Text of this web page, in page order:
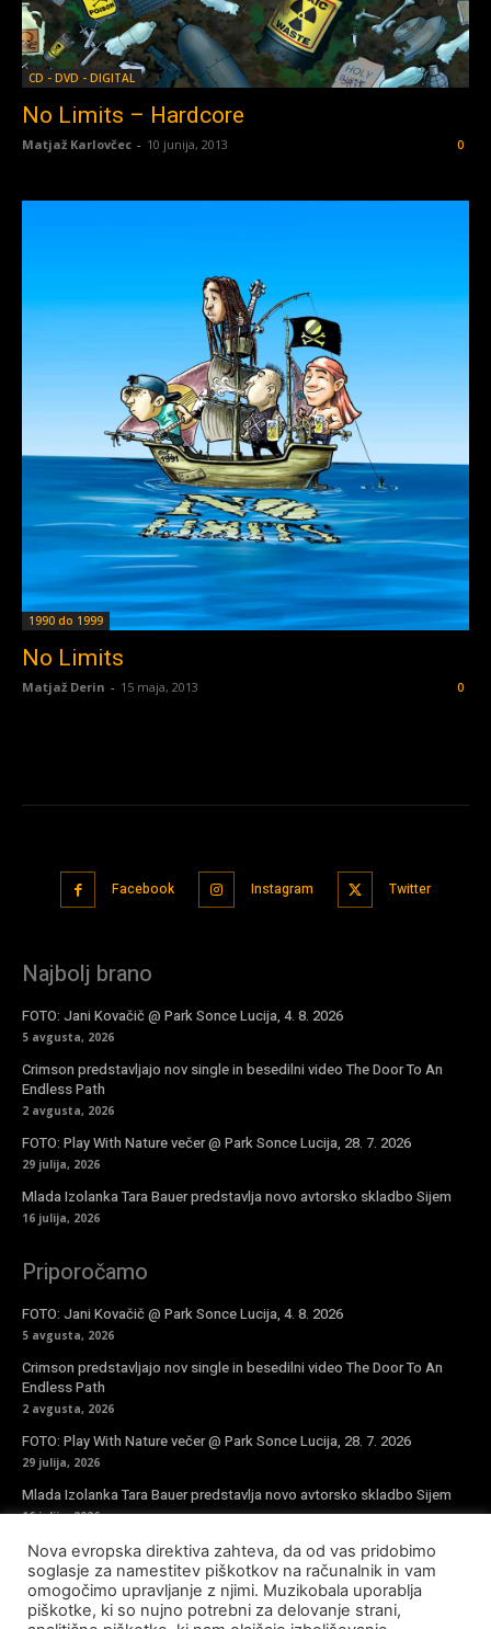
CD - DVD - DIGITAL
No Limits – Hardcore
Matjaž Karlovčec - 10 junija, 2013 0
1990 do 1999
No Limits
Matjaž Derin - 15 maja, 2013 0
Facebook Instagram Twitter
Najbolj brano
FOTO: Jani Kovačič @ Park Sonce Lucija, 4. 8. 2026
5 avgusta, 2026
Crimson predstavljajo nov single in besedilni video The Door To An
Endless Path
2 avgusta, 2026
FOTO: Play With Nature večer @ Park Sonce Lucija, 28. 7. 2026
29 julija, 2026
Mlada Izolanka Tara Bauer predstavlja novo avtorsko skladbo Sijem
16 julija, 2026
Priporočamo
FOTO: Jani Kovačič @ Park Sonce Lucija, 4. 8. 2026
5 avgusta, 2026
Crimson predstavljajo nov single in besedilni video The Door To An
Endless Path
2 avgusta, 2026
FOTO: Play With Nature večer @ Park Sonce Lucija, 28. 7. 2026
29 julija, 2026
Mlada Izolanka Tara Bauer predstavlja novo avtorsko skladbo Sijem
16 julija, 2026
Vpiši se v novičke
Nova evropska direktiva zahteva, da od vas pridobimo
soglasje za namestitev piškotkov na računalnik in vam
omogočimo upravljanje z njimi. Muzikobala uporablja
piškotke, ki so nujno potrebni za delovanje strani,